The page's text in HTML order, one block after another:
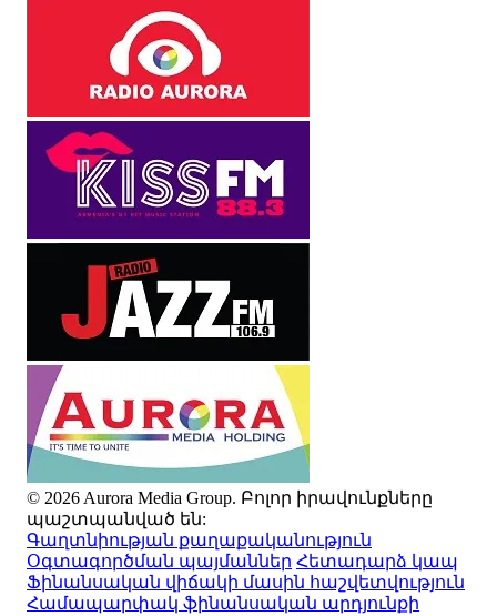
© 2026 Aurora Media Group. Բոլոր իրավունքները
պաշտպանված են:
Գաղտնիության քաղաքականություն
Օգտագործման պայմաններ Հետադարձ կապ
Ֆինանսական վիճակի մասին հաշվետվություն
Համապարփակ ֆինանսական արդյունքի